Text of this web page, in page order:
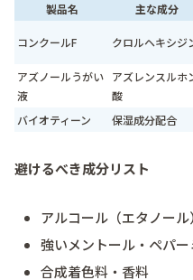
製品名 主な成分
コンクールF クロルヘキシジ
アズノールうがい
液
アズレンスルホ
酸
バイオティーン 保湿成分配合
避けるべき成分リスト
アルコール（エタノール）
強いメントール・ペパー
合成着色料・香料